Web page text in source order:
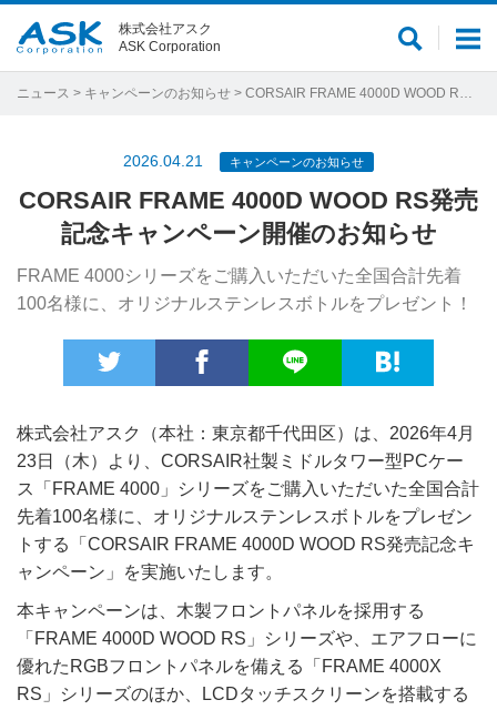
メ
ュ
サ
ト
株式会社アスク
ASK Corporation
ニュース > キャンペーンのお知らせ > CORSAIR FRAME 4000D WOOD RS発売記念キャンペーン開催のお知らせ
2026.04.21 キャンペーンのお知らせ
CORSAIR FRAME 4000D WOOD RS発売
記念キャンペーン開催のお知らせ
FRAME 4000シリーズをご購入いただいた全国合計先着
100名様に、オリジナルステンレスボトルをプレゼント！
株式会社アスク（本社：東京都千代田区）は、2026年4月
23日（木）より、CORSAIR社製ミドルタワー型PCケー
ス「FRAME 4000」シリーズをご購入いただいた全国合計
先着100名様に、オリジナルステンレスボトルをプレゼン
トする「CORSAIR FRAME 4000D WOOD RS発売記念キ
ャンペーン」を実施いたします。
本キャンペーンは、木製フロントパネルを採用する
「FRAME 4000D WOOD RS」シリーズや、エアフローに
優れたRGBフロントパネルを備える「FRAME 4000X
RS」シリーズのほか、LCDタッチスクリーンを搭載する